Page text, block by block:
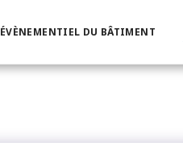
ÉVÈNEMENTIEL DU BÂTIMENT